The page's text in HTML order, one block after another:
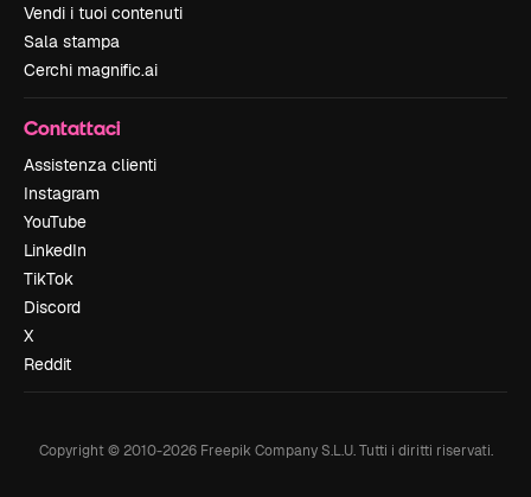
Vendi i tuoi contenuti
Sala stampa
Cerchi magnific.ai
Contattaci
Assistenza clienti
Instagram
YouTube
LinkedIn
TikTok
Discord
X
Reddit
Copyright © 2010-2026Freepik Company S.L.U. Tutti i diritti riservati.